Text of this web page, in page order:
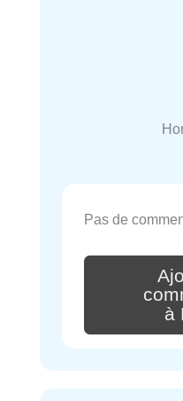
Pas de
à